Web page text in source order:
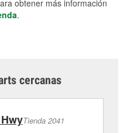
obtener más información
.
cercanas
Tienda 2041